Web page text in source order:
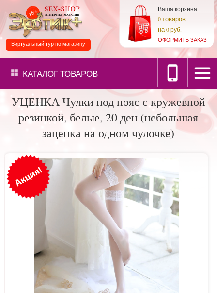
Ваша корзина
0товаров
на0 руб.
ОФОРМИТЬ ЗАКАЗ
Виртуальный тур по магазину
КАТАЛОГТОВАРОВ
УЦЕНКА Чулки под пояс с кружевной
резинкой, белые, 20 ден (небольшая
зацепка на одном чулочке)